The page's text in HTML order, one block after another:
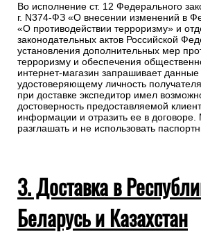
Во исполнение ст. 12 Федерального
г. N374-ФЗ «О внесении изменений в
«О противодействии терроризму» и
законодательных актов Российской
установления дополнительных мер
терроризму и обеспечения
интернет-магазин запрашивает данные
удостоверяющему личность
при доставке экспедитор имел
достоверность предоставляемой
информации и отразить ее в
разглашать и не использовать
3. Доставка в
Беларусь и Казахстан